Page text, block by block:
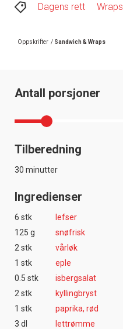
Dagens rett
Wraps
Oppskrifter / Sandwich & Wraps
Antall porsjoner
Tilberedning
30 minutter
Ingredienser
6 stk
lefser
125 g
snøfrisk
2 stk
vårløk
1 stk
eple
0.5 stk
isbergsalat
2 stk
kyllingbryst
1 stk
paprika, rød
3 dl
lettrømme